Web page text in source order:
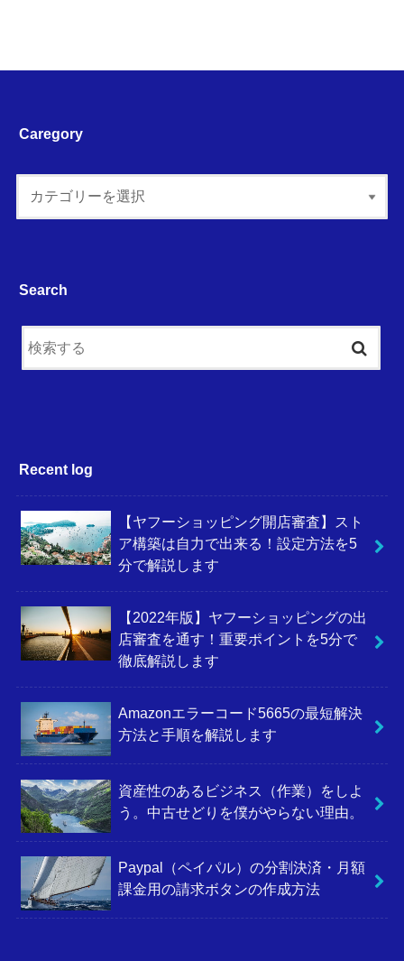
Caregory
Search
Recent log
【ヤフーショッピング開店審査】スト
ア構築は自力で出来る！設定方法を5
分で解説します
【2022年版】ヤフーショッピングの出
店審査を通す！重要ポイントを5分で
徹底解説します
Amazonエラーコード5665の最短解決
方法と手順を解説します
資産性のあるビジネス（作業）をしよ
う。中古せどりを僕がやらない理由。
Paypal（ペイパル）の分割決済・月額
課金用の請求ボタンの作成方法